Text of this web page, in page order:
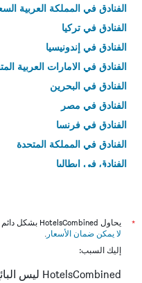
الفنادق في المملكة العربية
الفنادق في تركيا
الفنادق في إندونيسيا
الفنادق في الامارات العربية
الفنادق في البحرين
الفنادق في مصر
الفنادق في فرنسا
الفنادق في المملكة المتحدة
الفنادق في إيطاليا
*
يحاول HotelsCombined بشكل دائم الحصول على الأسعار الدقيقة، ولكن
لا يمكن ضمان الأسعار .
إليك السبب:
HotelsCombined ليس البائع